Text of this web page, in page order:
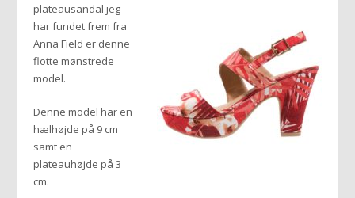
plateausandal jeg
har fundet frem fra
Anna Field er denne
flotte mønstrede
model.
Denne model har en
hælhøjde på 9 cm
samt en
plateauhøjde på 3
cm.